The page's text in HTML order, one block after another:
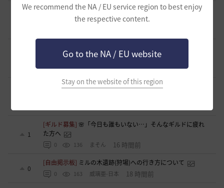
We recommend the NA / EU service region to best enjoy
the respective content.
Go to the NA / EU website
Stay on the website of this region
[ギルド募集]「サンセットノヴァ」自由にゲームする仲間を
〈浅井軍〉配信を見ながらまったり黒い砂漠 少
人数ギルメン募集！
0 83 浅井ジークフリード-日本 8 時間前
[ギルド募集]※少数の募集となります 小規模ギルド【待機
1
[ギルド募集] 🌸「今日も誰もいない…」そんなギルドに疲れ
た方へ
0 136 まそん 16 時間前
0
[自由掲示板] ミルの木遺跡(狩場)への行き方について
0 163 威璃亜-日本 18 時間前